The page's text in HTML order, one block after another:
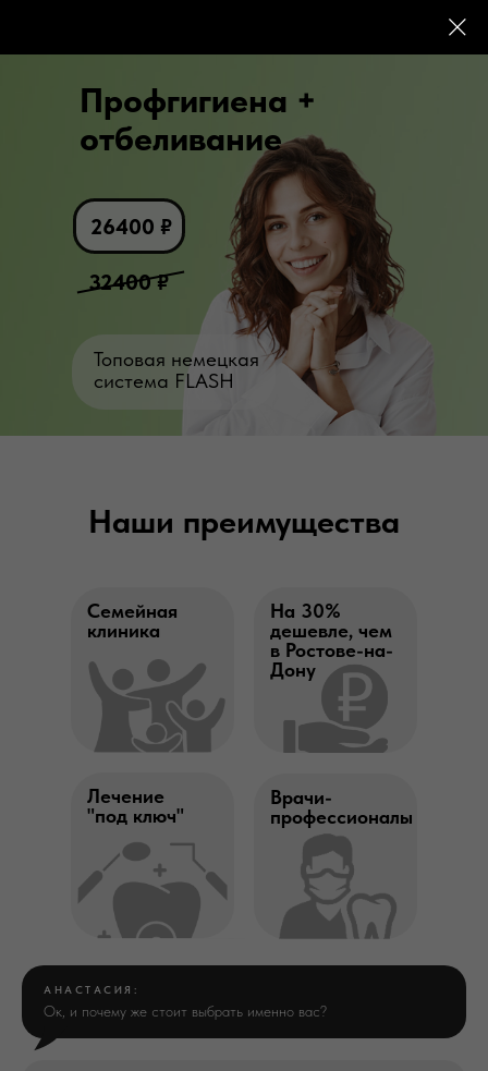
Профгигиена +
отбеливание
Топовая немецкая
система FLASH
ПОДРОБНЕЕ
26400 ₽
32400₽
Наши преимущества
Семейная
клиника
На 30%
дешевле, чем
в Ростове-на-
Дону
Лечение
"под ключ"
Врачи-
профессионалы
АНАСТАСИЯ:
Ок, и почему же стоит выбрать именно вас?